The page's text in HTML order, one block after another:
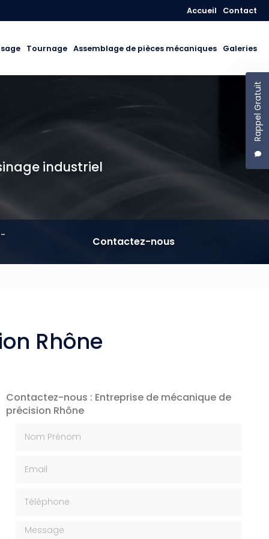
Navigation
Accueil Contact
Rappel Gratuit
Tournage Assemblage de pièces mécaniques Galeries
industriel
Contactez-nous
Rhône
Contactez-nous : Entreprise de mécanique de
précision Rhône
Message